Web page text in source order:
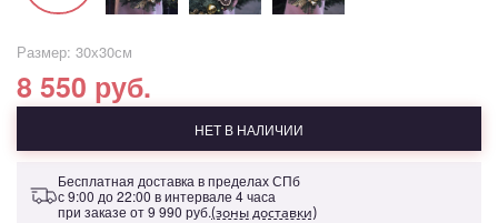
Размер: 30х30см
8 550 руб.
НЕТ В НАЛИЧИИ
Бесплатная доставка в пределах СПб
с 9:00 до 22:00 в интервале 4 часа
при заказе от9 990 руб.(зоны доставки)